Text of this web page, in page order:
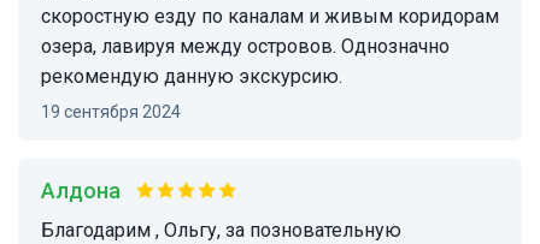
скоростную езду по каналам и живым коридорам
озера, лавируя между островов. Однозначно
рекомендую данную экскурсию.
19 сентября 2024
Алдона
Благодарим , Ольгу, за позновательную